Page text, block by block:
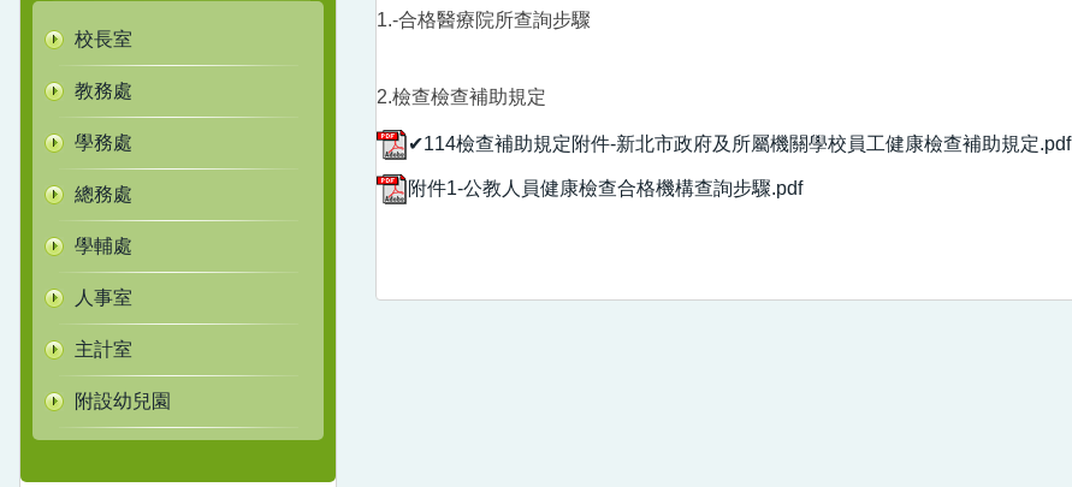
校長室
教務處
學務處
總務處
學輔處
人事室
主計室
附設幼兒園
1.-合格醫療院所查詢步驟
2.檢查檢查補助規定
✔114檢查補助規定附件-新北市政府及所屬機關學校員工健康檢查補助規定.pdf
附件1-公教人員健康檢查合格機構查詢步驟.pdf